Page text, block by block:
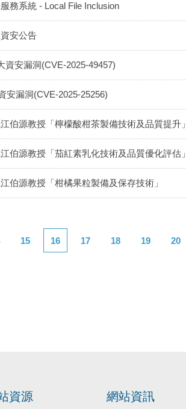
務系統 - Local File Inclusion
安公告
資安漏洞(CVE-2025-49457)
安漏洞(CVE-2025-25256)
伯源教授「檸檬酸柑茶製備技術及品質提升」
伯源教授「茄紅素乳化技術及品質優化評估」
伯源教授「柑橘果粒製備及保存技術」
15 16 17 18 19 20
資源 網站資訊